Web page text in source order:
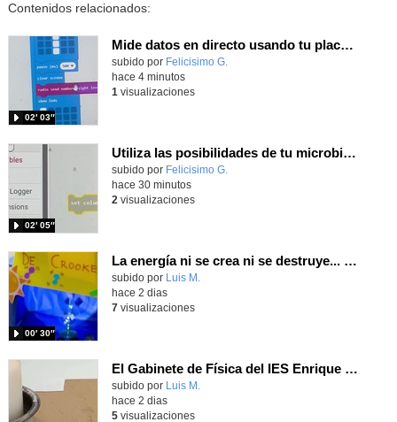
Contenidos relacionados:
Mide datos en directo usando tu placa microbit y programando con MakeCode dos placas conectadas por radio
Contenido educativo.
subido por Felicisimo G.
02′ 03″
hace 4 minutos
1 visualizaciones
Utiliza las posibilidades de tu microbit programando com MakeCode para medir temperatura y nivel de luz con Datalogger
Contenido educativo.
subido por Felicisimo G.
02′ 05″
hace 30 minutos
2 visualizaciones
La energía ni se crea ni se destruye... ¡se experimenta! El Tierno en la Feria Madrid es Ciencia 2026
Contenido educativo.
subido por Luis M.
00′ 30″
hace 2 dias
7visualizaciones
El Gabinete de Física del IES Enrique Tierno Galván de Parla (Curso 25-26)
Contenido educativo.
subido por Luis M.
hace 2 dias
5visualizaciones